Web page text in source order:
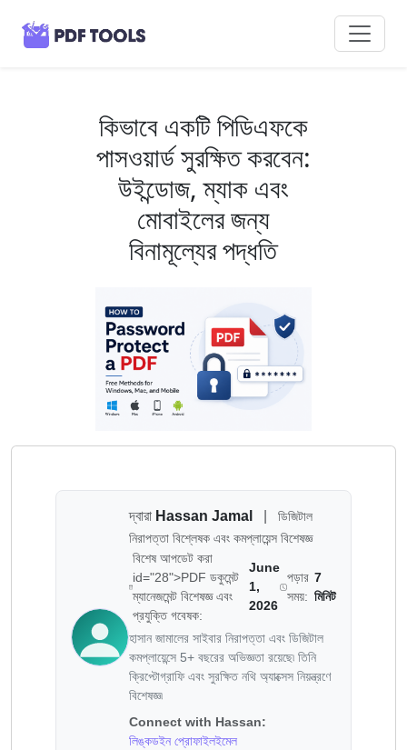
কিভাবে একটি পিডিএফকে
পাসওয়ার্ড সুরক্ষিত করবেন:
উইন্ডোজ, ম্যাক এবং
মোবাইলের জন্য
বিনামূল্যের পদ্ধতি
দ্বারা Hassan Jamal
ডিজিটাল
নিরাপত্তা বিশ্লেষক এবং কমপ্লায়েন্স বিশেষজ্ঞ
বিশেষ আপডেট করা
id="28">PDF ডকুমেন্ট
ম্যানেজমেন্ট বিশেষজ্ঞ এবং
প্রযুক্তি গবেষক:
June
1,
2026
পড়ার
সময়:
7
মিনিট
হাসান জামালের সাইবার নিরাপত্তা এবং ডিজিটাল
কমপ্লায়েন্সে 5+ বছরের অভিজ্ঞতা রয়েছে৷ তিনি
ক্রিপ্টোগ্রাফি এবং সুরক্ষিত নথি অ্যাক্সেস নিয়ন্ত্রণে
বিশেষজ্ঞ৷
Connect with Hassan:
লিঙ্কডইন প্রোফাইলইমেল